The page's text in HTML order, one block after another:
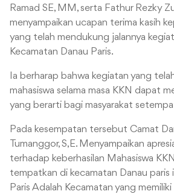
Ramad SE, MM, serta Fathur Rezky
menyampaikan ucapan terima kasih
yang telah mendukung jalannya
Kecamatan Danau Paris.
Ia berharap bahwa kegiatan yang
mahasiswa selama masa KKN dapat
yang berarti bagi masyarakat
Pada kesempatan tersebut Camat
Tumanggor, S,E. Menyampaikan
terhadap keberhasilan Mahasiswa
tempatkan di kecamatan Danau paris
Paris Adalah Kecamatan yang